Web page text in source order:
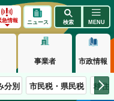
急情報 ニュース 検索 MENU
事業者 市政情報
分別 市民税・県民税 移住